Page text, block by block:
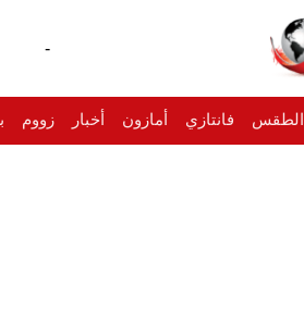
-
الطقس فانتازي أمازون أخبار زووم